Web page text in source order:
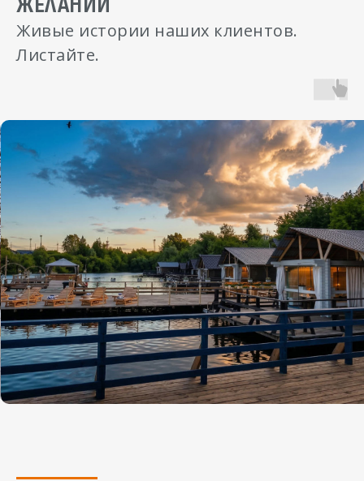
Живые истории наших клиентов.
Листайте.